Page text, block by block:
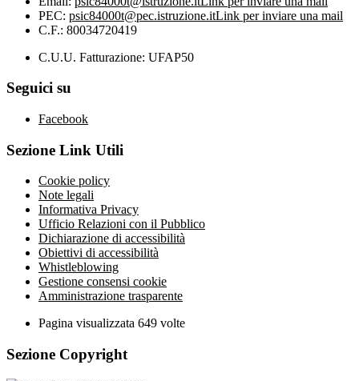
PEC: psic84000t@pec.istruzione.itLink per inviare una mail
C.F.: 80034720419
C.U.U. Fatturazione: UFAP50
Seguici su
Facebook
Sezione Link Utili
Cookie policy
Note legali
Informativa Privacy
Ufficio Relazioni con il Pubblico
Dichiarazione di accessibilità
Obiettivi di accessibilità
Whistleblowing
Gestione consensi cookie
Amministrazione trasparente
Pagina visualizzata 649 volte
Sezione Copyright